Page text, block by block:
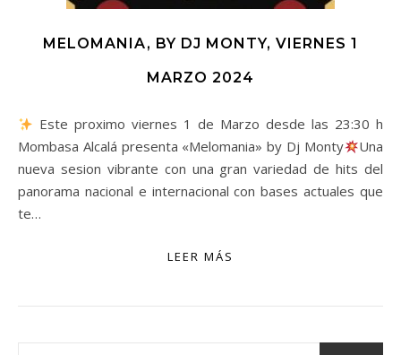
MELOMANIA, BY DJ MONTY, VIERNES 1
MARZO 2024
Este proximo viernes 1 de Marzo desde las 23:30 h
Mombasa Alcalá presenta «Melomania» by Dj Monty
Una
nueva sesion vibrante con una gran variedad de hits del
panorama nacional e internacional con bases actuales que
te…
LEER MÁS